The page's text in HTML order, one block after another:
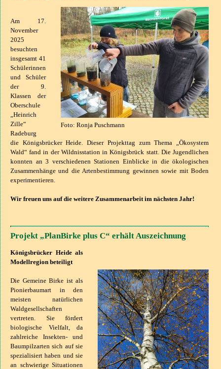
Foto: Ronja Puschmann
Am 17.
November
2025
besuchten
insgesamt 41
Schülerinnen
und Schüler
der 9.
Klassen der
Oberschule
„Heinrich
Zille“
Radeburg
die Königsbrücker Heide. Dieser Projekttag zum Thema „Ökosystem
Wald“ fand in der Wildnisstation in Königsbrück statt. Die Jugendlichen
konnten an 3 verschiedenen Stationen Einblicke in die ökologischen
Zusammenhänge und die Artenbestimmung gewinnen sowie mit Boden
experimentieren.
Wir freuen uns auf die weitere Zusammenarbeit im nächsten Jahr!
Projekt „PlanBirke plus C“ erhält Auszeichnung
Königsbrücker Heide als
Modellregion beteiligt
Die Gemeine Birke ist als
Pionierbaumart in den
meisten natürlichen
Waldgesellschaften
vertreten. Sie fördert
biologische Vielfalt, da
zahlreiche Insekten- und
Baumpilzarten sich auf sie
spezialisiert haben und sie
an schwierige Situationen